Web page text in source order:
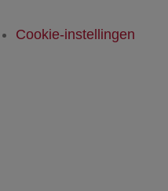
Cookie-instellingen